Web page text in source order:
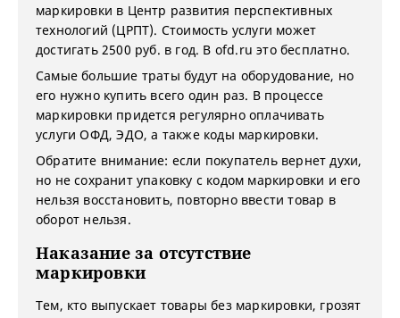
маркировки в Центр развития перспективных
технологий (ЦРПТ). Стоимость услуги может
достигать 2500 руб. в год. В ofd.ru это бесплатно.
Самые большие траты будут на оборудование, но
его нужно купить всего один раз. В процессе
маркировки придется регулярно оплачивать
услуги ОФД, ЭДО, а также коды маркировки.
Обратите внимание: если покупатель вернет духи,
но не сохранит упаковку с кодом маркировки и его
нельзя восстановить, повторно ввести товар в
оборот нельзя.
Наказание за отсутствие
маркировки
Тем, кто выпускает товары без маркировки, грозят